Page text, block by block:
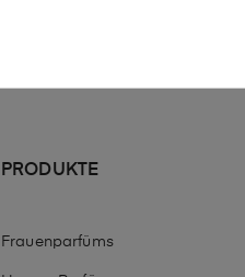
PRODUKTE
Frauenparfüms